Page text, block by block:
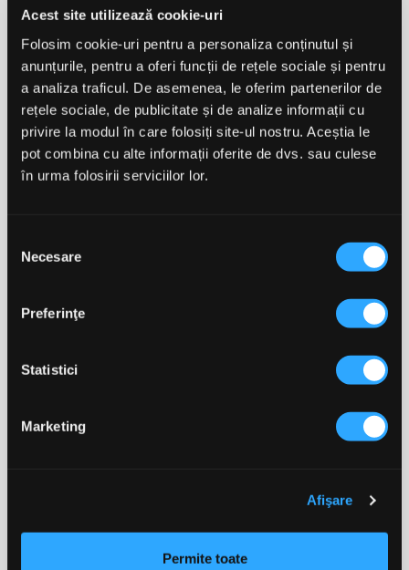
Acest site utilizează cookie-uri
Folosim cookie-uri pentru a personaliza conținutul și
anunțurile, pentru a oferi funcții de rețele sociale și pentru
a analiza traficul. De asemenea, le oferim partenerilor de
rețele sociale, de publicitate și de analize informații cu
privire la modul în care folosiți site-ul nostru. Aceștia le
pot combina cu alte informații oferite de dvs. sau culese
în urma folosirii serviciilor lor.
consimțământului
Necesare
Preferinţe
Statistici
Marketing
Afişare
Permite toate
zilnic. Supliment alimentar cu cofeină. Conținut crescut
de cofeină (100 mg/porție). Suplimentele alimentare nu
trebuie să înlocuiască o dieta variată și echilibrată și un
mod de viață sănătos și nu sunt destinate să
diagnosticheze, să prevină, sa trateze sau să vindece
nicio boală. A nu se lasa la indemana si vederea copiilor
mici. Nu consumați în cazul în care sunteți alergic la
oricare dintre ingredientele din produs. Nu se
recomandă utilizarea cu până la 4 ore înainte de
culcare. Se recomandă să nu se depășească 400 mg
verde
Ingrediente: cafeină naturală din boabe de cafea verde;
agent de încărcare: făină de orez; învelișul capsulei:
Clientii care au cumparat acest
-15%